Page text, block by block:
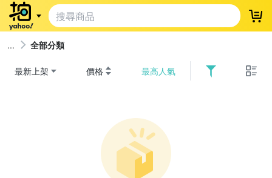
登
全部分類
最新上架 價格 最高人氣